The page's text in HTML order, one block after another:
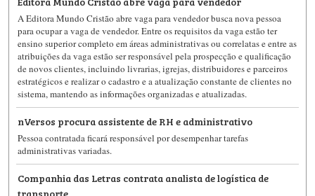
A Editora Mundo Cristão abre vaga para vendedor busca nova pessoa
para ocupar a vaga de vendedor. Entre os requisitos da vaga estão ter
ensino superior completo em áreas administrativas ou correlatas e entre as
atribuições da vaga estão ser responsável pela prospecção e qualificação
de novos clientes, incluindo livrarias, igrejas, distribuidores e parceiros
estratégicos e realizar o cadastro e a atualização constante de clientes no
sistema, mantendo as informações organizadas e atualizadas.
nVersos procura assistente de RH e administrativo
Pessoa contratada ficará responsável por desempenhar tarefas
administrativas variadas.
Companhia das Letras contrata analista de logística de
transporte